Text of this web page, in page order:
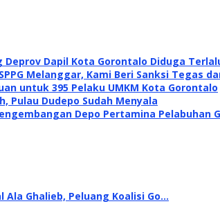
Dapil Kota Gorontalo Diduga
Melanggar, Kami Beri Sanksi Tegas
untuk 395 Pelaku UMKM Kota Gorontalo
Pulau Dudepo Sudah Menyala
Depo Pertamina Pelabuhan
Ghalieb, Peluang Koalisi Go…